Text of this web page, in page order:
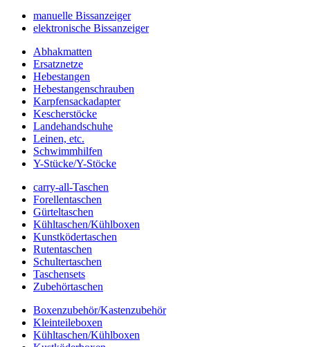
manuelle Bissanzeiger
elektronische Bissanzeiger
Abhakmatten
Ersatznetze
Hebestangen
Hebestangenschrauben
Karpfensackadapter
Kescherstöcke
Landehandschuhe
Leinen, etc.
Schwimmhilfen
Y-Stücke/Y-Stöcke
carry-all-Taschen
Forellentaschen
Gürteltaschen
Kühltaschen/Kühlboxen
Kunstködertaschen
Rutentaschen
Schultertaschen
Taschensets
Zubehörtaschen
Boxenzubehör/Kastenzubehör
Kleinteileboxen
Kühltaschen/Kühlboxen